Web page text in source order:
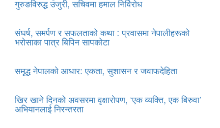
गुरुङविरुद्ध उजुरी, सचिवमा हमाल निर्विरोध
संघर्ष, समर्पण र सफलताको कथा : प्रवासमा नेपालीहरूको
भरोसाका पात्र बिपिन सापकोटा
समृद्ध नेपालको आधार: एकता, सुशासन र जवाफदेहिता
खिर खाने दिनको अवसरमा वृक्षारोपण, ‘एक व्यक्ति, एक बिरुवा’
अभियानलाई निरन्तरता